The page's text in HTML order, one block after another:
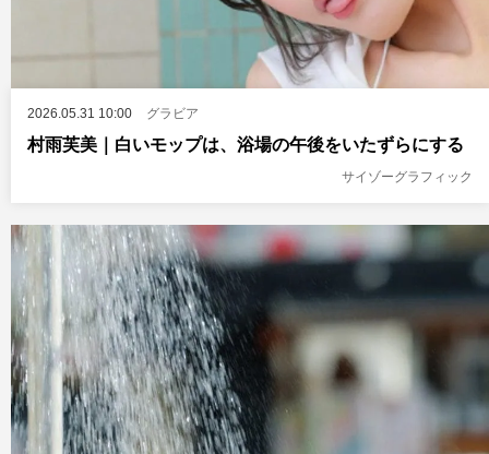
2026.05.31 10:00 グラビア
村雨芙美｜白いモップは、浴場の午後をいたずらにする
サイゾーグラフィック